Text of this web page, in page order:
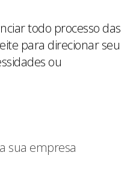
todo processo das
para direcionar seu
ou
sua empresa